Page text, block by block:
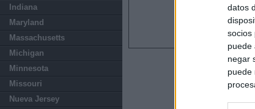
datos
socios
puede
negar
puede
Indiana
Maryland
Massachusetts
Michigan
Minnesota
Missouri
Nueva Jersey